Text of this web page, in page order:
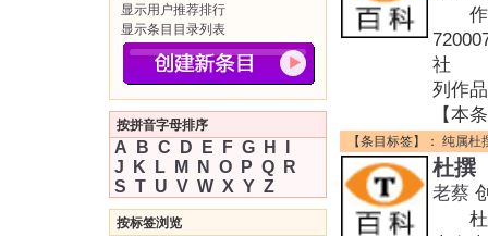
显示用户推荐排行
显示条目目录列表
按拼音字母排序
A B C D E F G H
J
K L M N O P Q
R
S T U V W X Y Z
按标签浏览
作
社
列作
【本
【条目标签】： 纯属杜
杜撰
老蔡
杜